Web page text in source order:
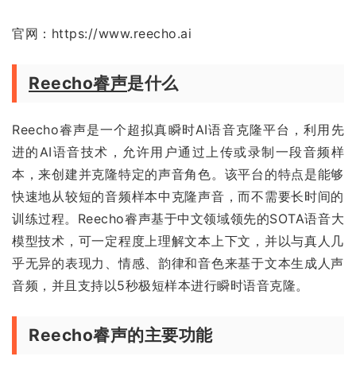
官网：https://www.reecho.ai
Reecho睿声是什么
Reecho睿声是一个超拟真瞬时AI语音克隆平台，利用先
进的AI语音技术，允许用户通过上传或录制一段音频样
本，来创建并克隆特定的声音角色。该平台的特点是能够
快速地从较短的音频样本中克隆声音，而不需要长时间的
训练过程。Reecho睿声基于中文领域领先的SOTA语音大
模型技术，可一定程度上理解文本上下文，并以与真人几
乎无异的表现力、情感、韵律和音色来基于文本生成人声
音频，并且支持以5秒极短样本进行瞬时语音克隆。
Reecho睿声的主要功能